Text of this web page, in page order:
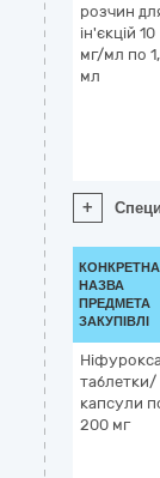
розчин
ін'єкцій 10
мг/мл по
мл
+
КОНКРЕТНА
НАЗВА
ПРЕДМЕТА
ЗАКУПІВЛІ
таблетки/
капсули
200 мг